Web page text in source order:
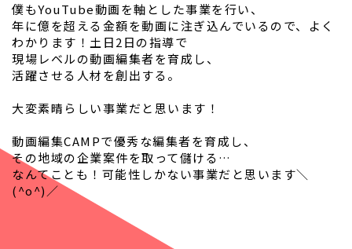
僕もYouTube動画を軸とした事業を行い、
年に億を超える金額を動画に注ぎ込んでいるので、よく
わかります！土日2日の指導で
現場レベルの動画編集者を育成し、
活躍させる人材を創出する。
大変素晴らしい事業だと思います！
動画編集CAMPで優秀な編集者を育成し、
その地域の企業案件を取って儲ける…
なんてことも！可能性しかない事業だと思います＼
(^o^)／